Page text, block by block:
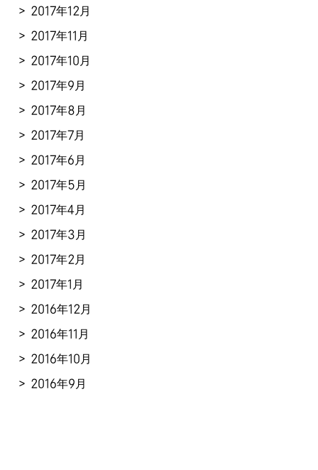
2017年12月
2017年11月
2017年10月
2017年9月
2017年8月
2017年7月
2017年6月
2017年5月
2017年4月
2017年3月
2017年2月
2017年1月
2016年12月
2016年11月
2016年10月
2016年9月